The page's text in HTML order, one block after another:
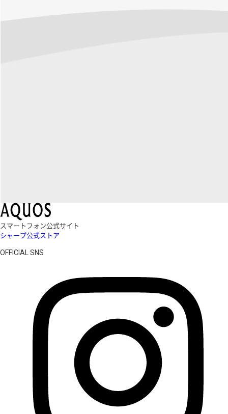
スマートフォン公式サイト
シャープ公式ストア
OFFICIAL SNS